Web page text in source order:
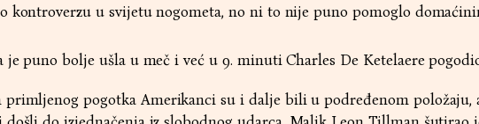
kontroverzu u svijetu nogometa, no ni to nije puno pomoglo
je puno bolje ušla u meč i već u 9. minuti Charles De Ketelaere
primljenog pogotka Amerikanci su i dalje bili u podređenom položaju,